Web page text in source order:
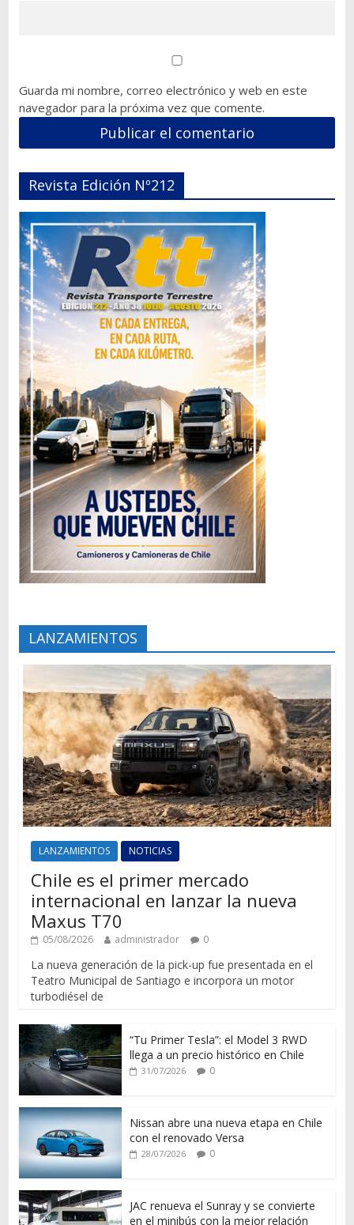
Guarda mi nombre, correo electrónico y web en este
navegador para la próxima vez que comente.
Revista Edición Nº212
LANZAMIENTOS
LANZAMIENTOS NOTICIAS
Chile es el primer mercado
internacional en lanzar la nueva
Maxus T70
05/08/2026 administrador 0
La nueva generación de la pick-up fue presentada en el
Teatro Municipal de Santiago e incorpora un motor
turbodiésel de
“Tu Primer Tesla”: el Model 3 RWD
llega a un precio histórico en Chile
31/07/2026 0
Nissan abre una nueva etapa en Chile
con el renovado Versa
28/07/2026 0
JAC renueva el Sunray y se convierte
en el minibús con la mejor relación